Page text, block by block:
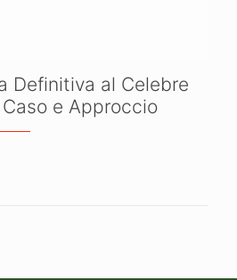
Definitiva al Celebre
e Approccio